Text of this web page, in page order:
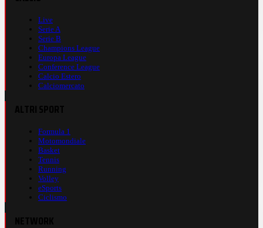
Live
Serie A
Serie B
Champions League
Europa League
Conference League
Calcio Estero
Calciomercato
Formula 1
Motomondiale
Basket
Tennis
Running
Volley
eSports
Ciclismo